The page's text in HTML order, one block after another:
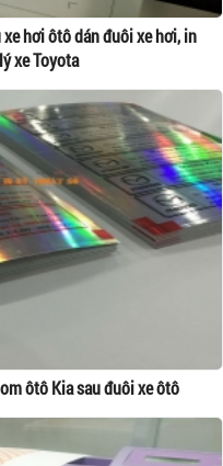
hơi ôtô dán đuôi xe hơi, in
xe Toyota
ôtô Kia sau đuôi xe ôtô